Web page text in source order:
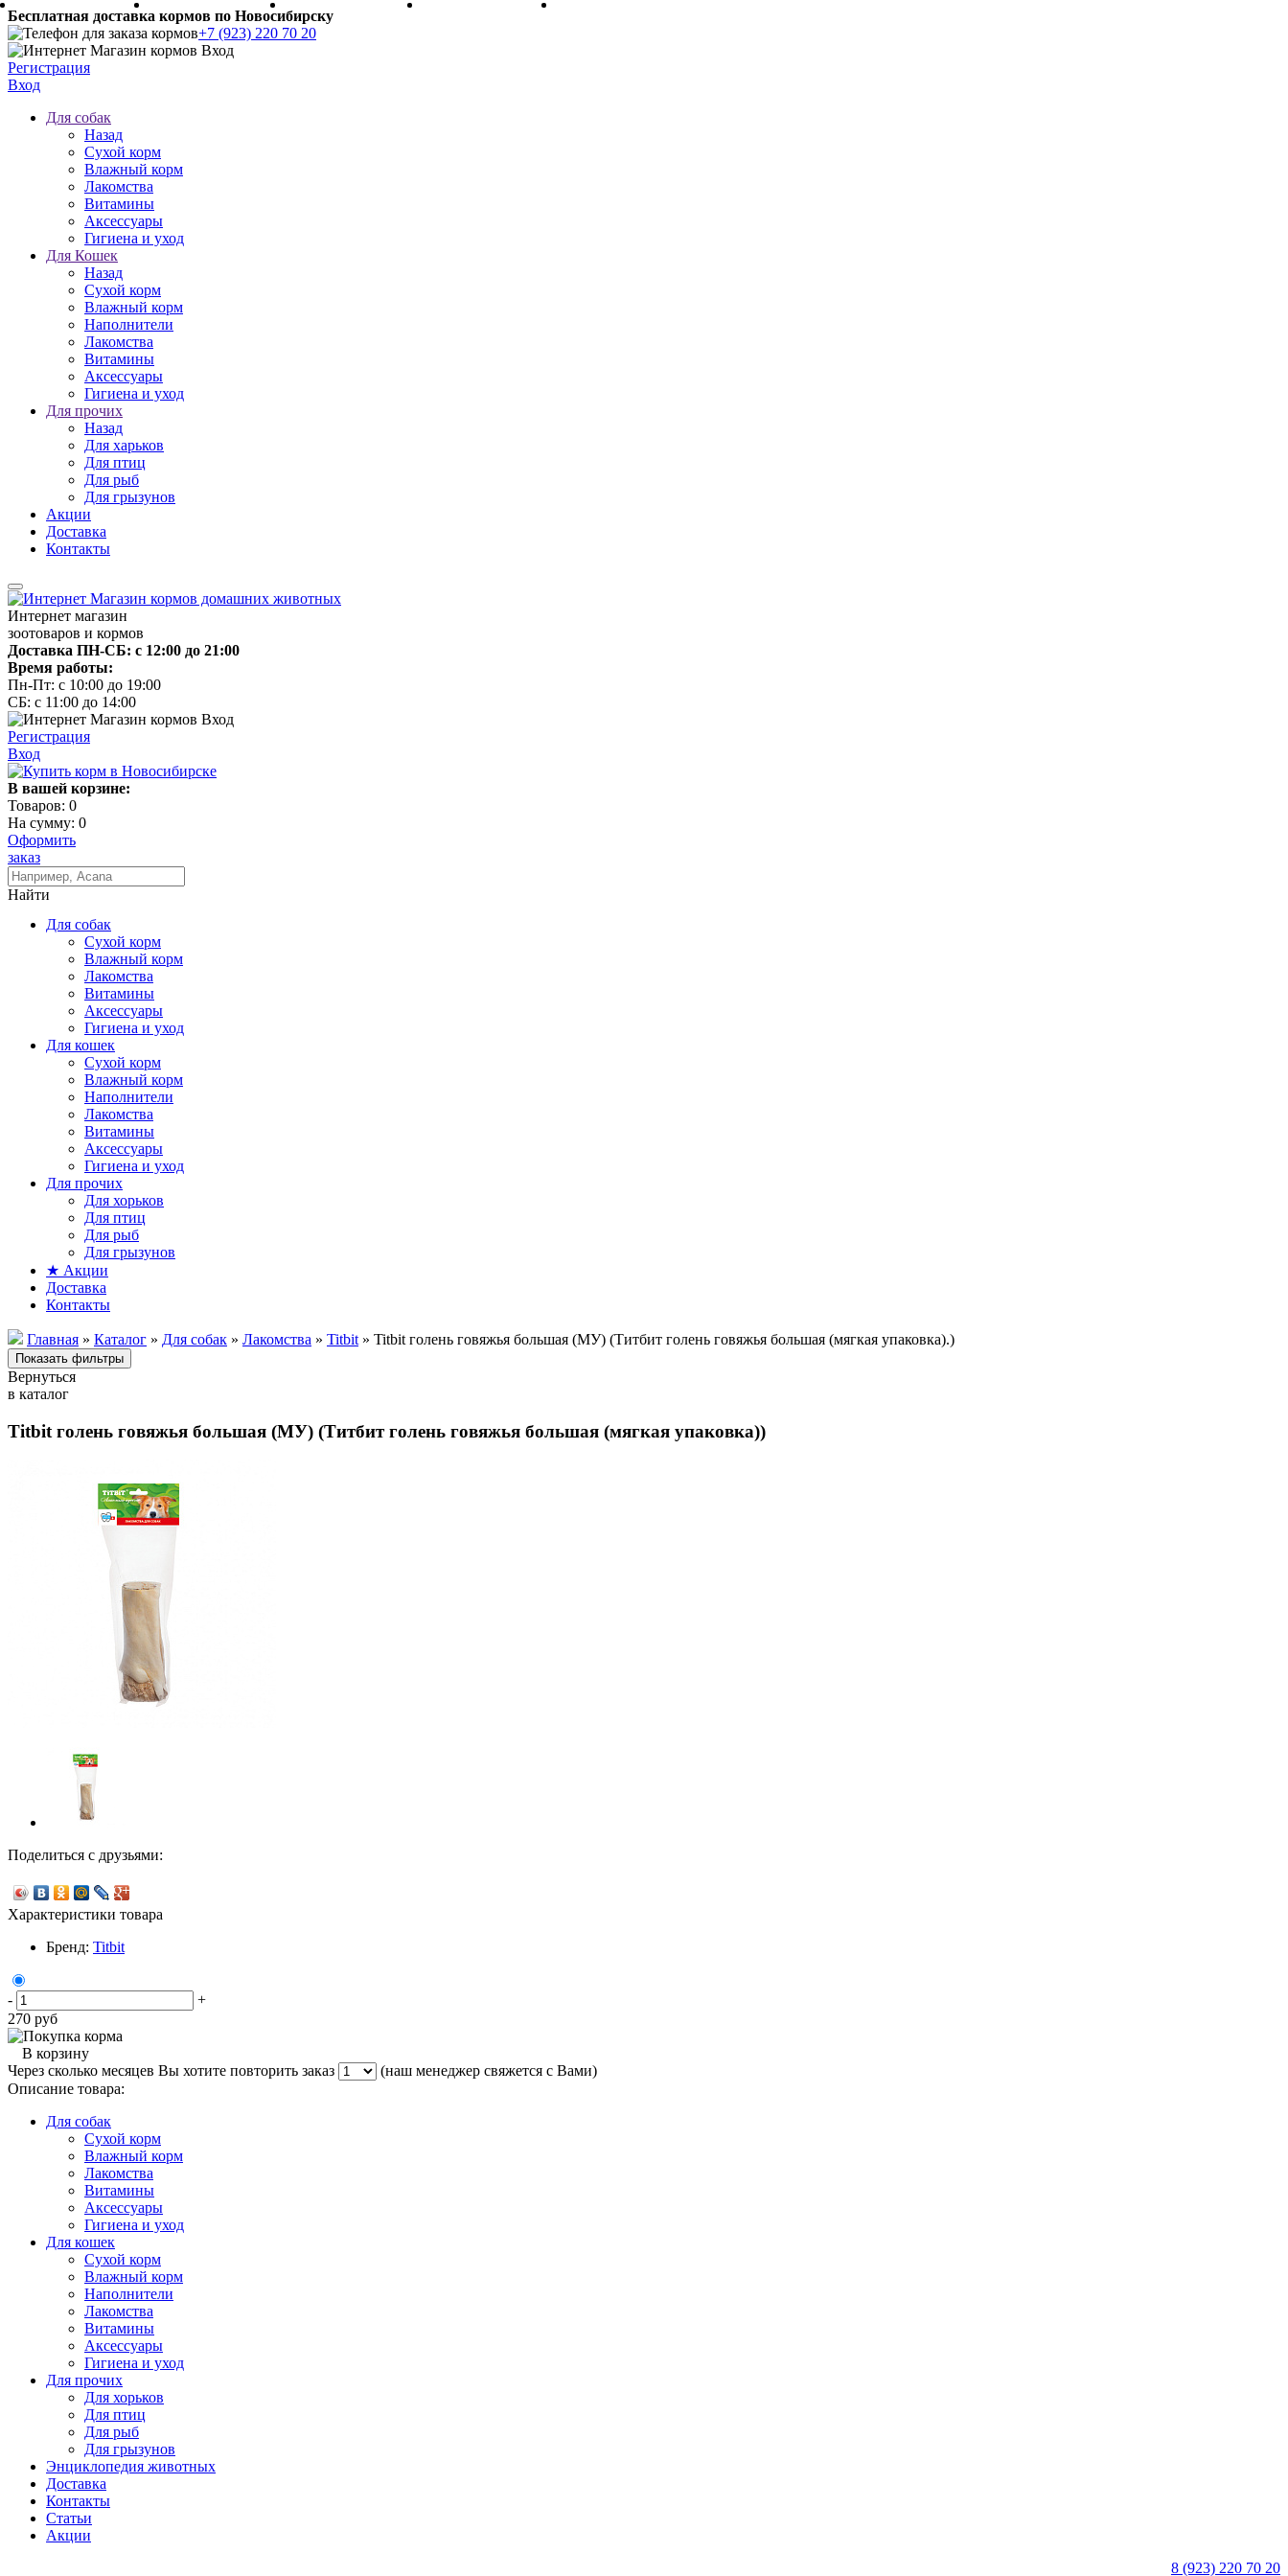
Бесплатная доставка кормов по Новосибирску
+7 (923) 220 70 20
Регистрация
Вход
Для собак
Назад
Сухой корм
Влажный корм
Лакомства
Витамины
Аксессуары
Гигиена и уход
Для Кошек
Назад
Сухой корм
Влажный корм
Наполнители
Лакомства
Витамины
Аксессуары
Гигиена и уход
Для прочих
Назад
Для харьков
Для птиц
Для рыб
Для грызунов
Акции
Доставка
Контакты
Интернет магазин
зоотоваров и кормов
Доставка ПН-СБ: с 12:00 до 21:00
Время работы:
Пн-Пт: с 10:00 до 19:00
СБ: с 11:00 до 14:00
Регистрация
Вход
В вашей корзине:
Товаров: 0
На сумму: 0
Оформить
заказ
Найти
Для собак
Сухой корм
Влажный корм
Лакомства
Витамины
Аксессуары
Гигиена и уход
Для кошек
Сухой корм
Влажный корм
Наполнители
Лакомства
Витамины
Аксессуары
Гигиена и уход
Для прочих
Для хорьков
Для птиц
Для рыб
Для грызунов
★ Акции
Доставка
Контакты
Главная » Каталог » Для собак » Лакомства » Titbit » Titbit голень говяжья большая (МУ) (Титбит голень говяжья большая (мягкая упаковка).)
Вернуться
в каталог
Titbit голень говяжья большая (МУ) (Титбит голень говяжья большая (мягкая упаковка))
Поделиться с друзьями:
Характеристики товара
Бренд: Titbit
-
+
270 руб
В корзину
Через сколько месяцев Вы хотите повторить заказ
(наш менеджер свяжется с Вами)
Описание товара:
Для собак
Сухой корм
Влажный корм
Лакомства
Витамины
Аксессуары
Гигиена и уход
Для кошек
Сухой корм
Влажный корм
Наполнители
Лакомства
Витамины
Аксессуары
Гигиена и уход
Для прочих
Для хорьков
Для птиц
Для рыб
Для грызунов
Энциклопедия животных
Доставка
Контакты
Статьи
Акции
8 (923) 220 70 20